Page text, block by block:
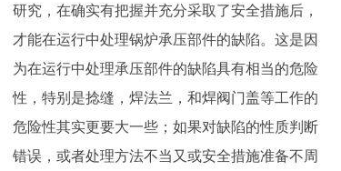
研究，在确实有把握并充分采取了安全措施后，
才能在运行中处理锅炉承压部件的缺陷。这是因
为在运行中处理承压部件的缺陷具有相当的危险
性，特别是捻缝，焊法兰，和焊阀门盖等工作的
危险性其实更要大一些；如果对缺陷的性质判断
错误，或者处理方法不当又或安全措施准备不周